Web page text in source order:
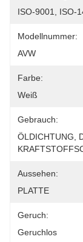
ISO-9001, ISO-
Modellnummer:
AVW
Farbe:
Weiß
Gebrauch:
ÖLDICHTUNG,
Aussehen:
PLATTE
Geruch:
Geruchlos